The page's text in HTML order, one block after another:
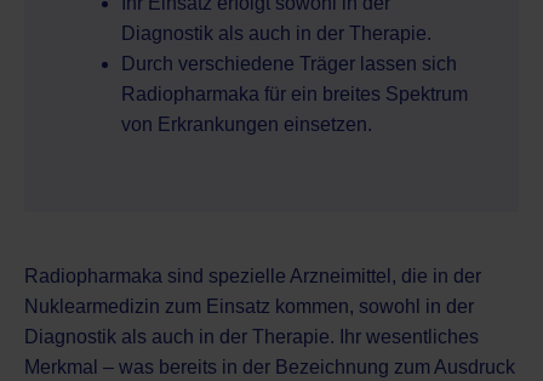
Diagnostik als auch in der Therapie.
Durch verschiedene Träger lassen sich
Radiopharmaka für ein breites Spektrum
von Erkrankungen einsetzen.
Radiopharmaka sind spezielle Arzneimittel, die in der
Nuklearmedizin zum Einsatz kommen, sowohl in der
Diagnostik als auch in der Therapie. Ihr wesentliches
Merkmal – was bereits in der Bezeichnung zum Ausdruck